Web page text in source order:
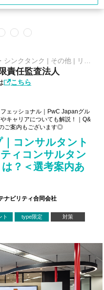
シンクタンク | その他 | リス
ンサルティング / アナリテ
責任監査法人
こちら
ェッショナル｜PwC Japanグル
キャリアについても解説！｜Q&
ご案内もございます◎
｜コンサルタント
ィコンサルタン
？＜選考案内あ
ナビリティ合同会社
ト type限定
対策